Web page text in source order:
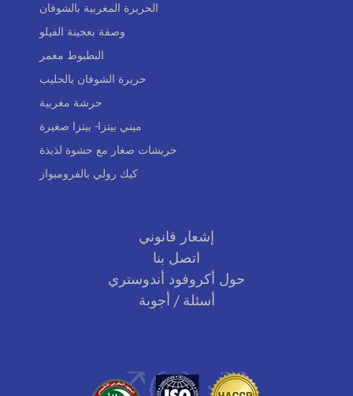
الحريرة المغربية بالشوفان
وصفة بعجينة الفيلو
البطبوط معمر
حريرة الشوفان بالحليب
حرشة مغربية
ميني بيتزا- بيتزا صغيرة
حريشات صغار مع حشوة لذيذة
كيك رولي بالفرومبواز
إشعار قانوني
اتصل بنا
حول أكروفود أندوستري
أسئلة / أجوبة